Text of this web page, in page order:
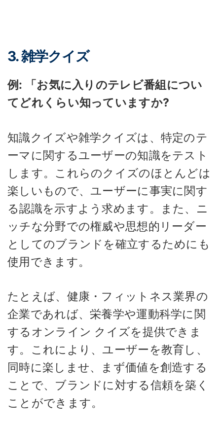
3. 雑学クイズ
例: 「お気に入りのテレビ番組につい
てどれくらい知っていますか?
知識クイズや雑学クイズは、特定のテ
ーマに関するユーザーの知識をテスト
します。これらのクイズのほとんどは
楽しいもので、ユーザーに事実に関す
る認識を示すよう求めます。また、ニ
ッチな分野での権威や思想的リーダー
としてのブランドを確立するためにも
使用できます。
たとえば、健康・フィットネス業界の
企業であれば、栄養学や運動科学に関
するオンライン クイズを提供できま
す。これにより、ユーザーを教育し、
同時に楽しませ、まず価値を創造する
ことで、ブランドに対する信頼を築く
ことができます。